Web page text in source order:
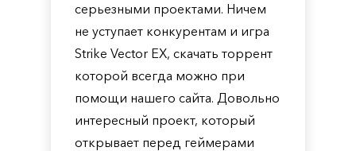
серьезными проектами. Ничем
не уступает конкурентам и игра
Strike Vector EX, скачать торрент
которой всегда можно при
помощи нашего сайта. Довольно
интересный проект, который
открывает перед геймерами